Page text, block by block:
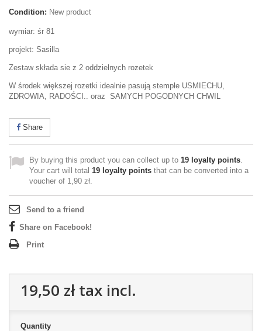
Condition: New product
wymiar: śr 81
projekt: Sasilla
Zestaw składa sie z 2 oddzielnych rozetek
W środek większej rozetki idealnie pasują stemple USMIECHU,
ZDROWIA, RADOŚCI.. oraz SAMYCH POGODNYCH CHWIL
Share
By buying this product you can collect up to 19 loyalty points.
Your cart will total 19 loyalty points that can be converted into a
voucher of 1,90 zł.
Send to a friend
Share on Facebook!
Print
19,50 złtax incl.
Quantity